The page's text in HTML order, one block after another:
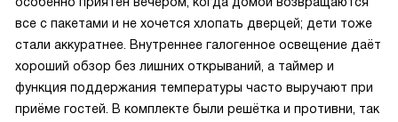
все с пакетами и не хочется хлопать дверцей; дети тоже
стали аккуратнее. Внутреннее галогенное освещение даёт
хороший обзор без лишних открываний, а таймер и
функция поддержания температуры часто выручают при
приёме гостей. В комплекте были решётка и противни, так